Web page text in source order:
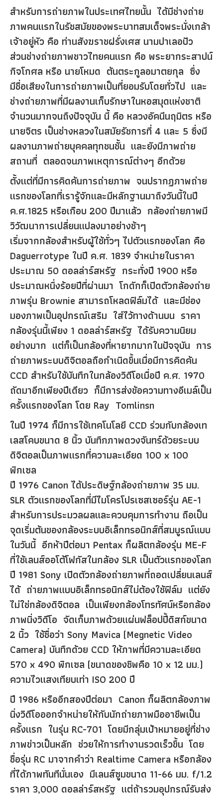
สำหรับการถ่ายภาพในประเทศไทยนั้น ได้มีช่างถ่าย
ภาพคนแรกในรัชสมัยของพระบาทสมเด็จพระนั่งเกล้า
เจ้าอยู่หัว คือ ท่านสังฆราชฝรั่งเศส นามปาเลอปัว
ส่วนช่างถ่ายภาพชาวไทยคนแรก คือ พระยากระสาปน์
กิจโกศล หรือ นายโหมด ต้นตระกูลอมาตยกุล ซึ่ง
มีชื่อเสียงในการถ่ายภาพเป็นที่ยอมรับโดยทั่วไป และ
ช่างถ่ายภาพที่มีผลงานเก็บรักษาในหอสมุดแห่งชาติ
จำนวนมากจนถึงปัจจุบัน นี้ คือ หลวงอัคนีนฤมิตร หรือ
นายจิตร เป็นช่างหลวงในสมัยรัชการที่ 4 และ 5 ซึ่งมี
ผลงานภาพถ่ายบุคคลทุกชนชั้น และยังมีภาพถ่าย
สถานที่ ตลอดจนภาพเหตุการณ์ต่างๆ อีกด้วย
ตั้งแต่ที่มีการคิดค้นการถ่ายภาพ จนปรากฏภาพถ่าย
แรกของโลกที่เรารู้จักและมีหลักฐานมาถึงวันนี้ในปี
ค.ศ.1825 หรือเกือบ 200 ปีมาแล้ว กล้องถ่ายภาพมี
วิวัฒนาการเปลี่ยนแปลงมาอย่างช้าๆ
เริ่มจากกล้องสำหรับผู้ใช้ทั่วๆ ไปตัวแรกของโลก คือ
Daguerrotype ในปี ค.ศ. 1839 จำหน่ายในราคา
ประมาณ 50 ดอลล่าร์สหรัฐ กระทั่งปี 1900 หรือ
ประมาณหนึ่งร้อยปีที่ผ่านมา โกดักก็เปิดตัวกล้องถ่าย
ภาพรุ่น Brownie สามารถโหลดฟิล์มได้ และมีช่อง
มองภาพเป็นอุปกรณ์เสริม ใส่ไว้ทางด้านบน ราคา
กล้องรุ่นนี้เพียง 1 ดอลล่าร์สหรัฐ ได้รับความนิยม
อย่างมาก แต่ก็เป็นกล้องที่หายากมากในปัจจุบัน การ
ถ่ายภาพระบบดิจิตอลถือกำเนิดขึ้นเมื่อมีการคิดค้น
CCD สำหรับใช้บันทึกในกล้องวิดีโอเมื่อปี ค.ศ. 1970
ถัดมาอีกเพียงปีเดียว ก็มีการส่งข้อความทางอีเมล์เป็น
ครั้งแรกของโลก โดย Ray Tomlinsn
ในปี 1974 ก็มีการใช้เทคโนโลยี CCD ร่วมกับกล้องเท
เลสโคบขนาด 8 นิ้ว บันทึกภาพดวงจันทร์ด้วยระบบ
ดิจิตอลเป็นภาพแรกที่ความละเอียด 100 x 100
พิกเซล
ปี 1976 Canon ได้ประดิษฐ์กล้องถ่ายภาพ 35 มม.
SLR ตัวแรกของโลกที่มีไมโครโปรเซสเซอร์รุ่น AE-1
สำหรับการประมวลผลและควบคุมการทำงาน ถือเป็น
จุดเริ่มต้นของกล้องระบบอิเล็กทรอนิกส์ที่สมบูรณ์แบบ
ในวันนี้ อีกห้าปีต่อมา Pentax ก็ผลิตกล้องรุ่น ME-F
ที่ใช้เลนส์ออโต้โฟกัสในกล้อง SLR เป็นตัวแรกของโลก
ปี 1981 Sony เปิดตัวกล้องถ่ายภาพที่ถอดเปลี่ยนเลนส์
ได้ ถ่ายภาพแบบอิเล็กทรอนิกส์ไม่ต้องใช้ฟิล์ม แต่ยัง
ไม่ใช่กล้องดิจิตอล เป็นเพียงกล้องโทรทัศน์หรือกล้อง
ภาพนิ่งวิดีโอ จัดเก็บภาพด้วยแผ่นฟล็อปปี้ดิสก์ขนาด
2 นิ้ว ใช้ชื่อว่า Sony Mavica (Megnetic Video
Camera) บันทึกด้วย CCD ให้ภาพที่มีความละเอียด
570 x 490 พิกเซล (ขนาดของชิพคือ 10 x 12 มม.)
ความไวแสงเทียบเท่า ISO 200 ปี
ปี 1986 หรืออีกสองปีต่อมา Canon ก็ผลิตกล้องภาพ
นิ่งวิดีโอออกจำหน่ายให้กับนักถ่ายภาพมืออาชีพเป็น
ครั้งแรก ในรุ่น RC-701 โดยมีกลุ่มเป้าหมายอยู่ที่ช่าง
ภาพข่าวเป็นหลัก ช่วยให้การทำงานรวดเร็วขึ้น โดย
ชื่อรุ่น RC มาจากคำว่า Realtime Camera หรือกล้อง
ที่ได้ภาพทันทีนั่นเอง มีเลนส์ซูมขนาด 11-66 มม. f/1.2
ราคา 3,000 ดอลล่าร์สหรัฐ แต่ถ้ารวมอุปกรณ์รับส่ง